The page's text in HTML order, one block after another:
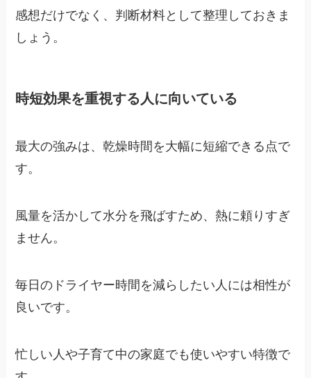
感想だけでなく、判断材料として整理しておきま
しょう。
時短効果を重視する人に向いている
最大の強みは、乾燥時間を大幅に短縮できる点で
す。
風量を活かして水分を飛ばすため、熱に頼りすぎ
ません。
毎日のドライヤー時間を減らしたい人には相性が
良いです。
忙しい人や子育て中の家庭でも使いやすい特徴で